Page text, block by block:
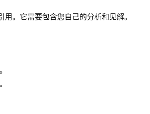
。它需要包含您自己的分析和见解。